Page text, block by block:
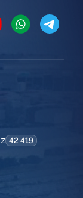
42 419